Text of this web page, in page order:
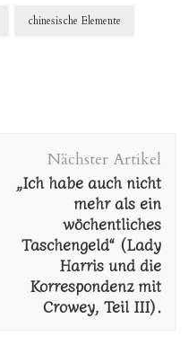
chinesische Elemente
Nächster Artikel
„Ich habe auch nicht
mehr als ein
wöchentliches
Taschengeld“ (Lady
Harris und die
Korrespondenz mit
Crowey, Teil III).